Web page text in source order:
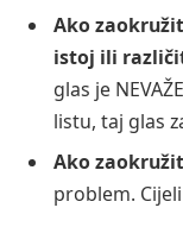
Ako
istoj ili
glas je
listu, taj glas
Ako
problem.